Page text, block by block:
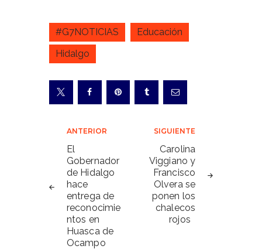
#G7NOTICIAS
Educación
Hidalgo
Navegación
de
entradas
ANTERIOR
El
Gobernador
de Hidalgo
hace
entrega de
reconocimie
ntos en
Huasca de
Ocampo
SIGUIENTE
Carolina
Viggiano y
Francisco
Olvera se
ponen los
chalecos
rojos